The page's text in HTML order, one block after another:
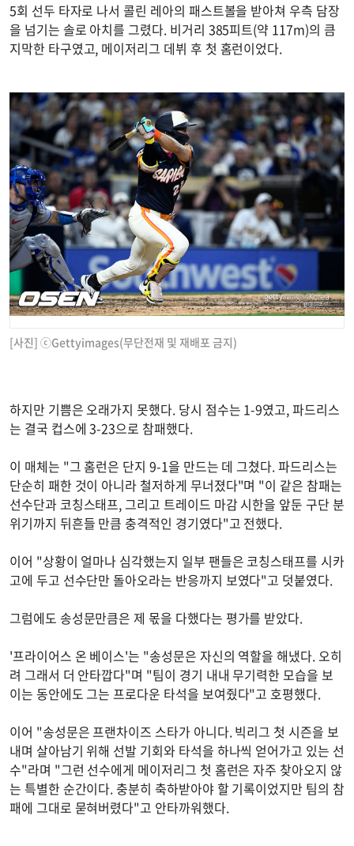
5회 선두 타자로 나서 콜린 레아의 패스트볼을 받아쳐 우측 담장
을 넘기는 솔로 아치를 그렸다. 비거리 385피트(약 117m)의 큼
지막한 타구였고, 메이저리그 데뷔 후 첫 홈런이었다.
[사진] ⓒGettyimages(무단전재 및 재배포 금지)
하지만 기쁨은 오래가지 못했다. 당시 점수는 1-9였고, 파드리스
는 결국 컵스에 3-23으로 참패했다.
이 매체는 "그 홈런은 단지 9-1을 만드는 데 그쳤다. 파드리스는
단순히 패한 것이 아니라 철저하게 무너졌다"며 "이 같은 참패는
선수단과 코칭스태프, 그리고 트레이드 마감 시한을 앞둔 구단 분
위기까지 뒤흔들 만큼 충격적인 경기였다"고 전했다.
이어 "상황이 얼마나 심각했는지 일부 팬들은 코칭스태프를 시카
고에 두고 선수단만 돌아오라는 반응까지 보였다"고 덧붙였다.
그럼에도 송성문만큼은 제 몫을 다했다는 평가를 받았다.
'프라이어스 온 베이스'는 "송성문은 자신의 역할을 해냈다. 오히
려 그래서 더 안타깝다"며 "팀이 경기 내내 무기력한 모습을 보
이는 동안에도 그는 프로다운 타석을 보여줬다"고 호평했다.
이어 "송성문은 프랜차이즈 스타가 아니다. 빅리그 첫 시즌을 보
내며 살아남기 위해 선발 기회와 타석을 하나씩 얻어가고 있는 선
수"라며 "그런 선수에게 메이저리그 첫 홈런은 자주 찾아오지 않
는 특별한 순간이다. 충분히 축하받아야 할 기록이었지만 팀의 참
패에 그대로 묻혀버렸다"고 안타까워했다.